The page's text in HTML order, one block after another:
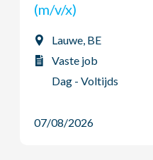
Vaste job
Dag - Voltijds